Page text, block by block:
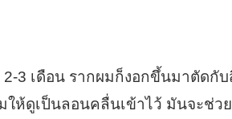
3 เดือน รากผมก็งอกขึ้นมาตัดกั
ให้ดูเป็นลอนคลื่นเข้าไว้ มันจะช่